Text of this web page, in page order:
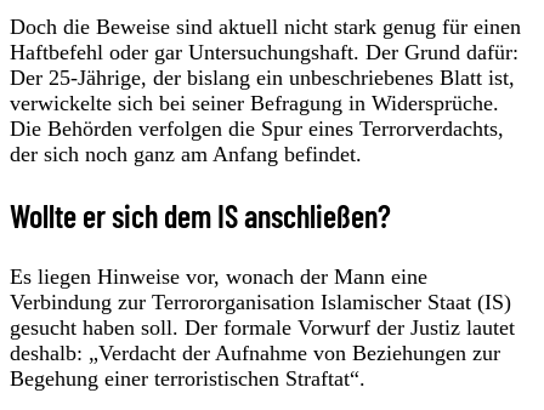
Doch die Beweise sind aktuell nicht stark genug für einen
Haftbefehl oder gar Untersuchungshaft. Der Grund dafür:
Der 25-Jährige, der bislang ein unbeschriebenes Blatt ist,
verwickelte sich bei seiner Befragung in Widersprüche.
Die Behörden verfolgen die Spur eines Terrorverdachts,
der sich noch ganz am Anfang befindet.
Wollte er sich dem IS anschließen?
Es liegen Hinweise vor, wonach der Mann eine
Verbindung zur Terrororganisation Islamischer Staat (IS)
gesucht haben soll. Der formale Vorwurf der Justiz lautet
deshalb: „Verdacht der Aufnahme von Beziehungen zur
Begehung einer terroristischen Straftat“.